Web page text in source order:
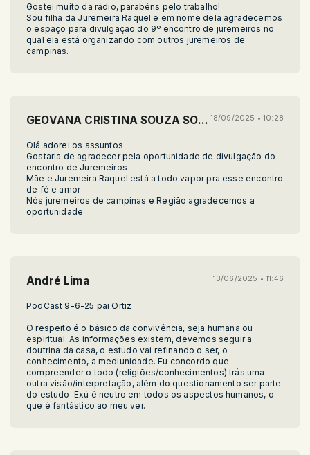
Gostei muito da rádio, parabéns pelo trabalho!
Sou filha da Juremeira Raquel e em nome dela agradecemos
o espaço para divulgação do 9º encontro de juremeiros no
qual ela está organizando com outros juremeiros de
campinas.
GEOVANA CRISTINA SOUZA SOARES 18/09/2025 • 10:28
Olá adorei os assuntos
Gostaria de agradecer pela oportunidade de divulgação do
encontro de Juremeiros
Mãe e Juremeira Raquel está a todo vapor pra esse encontro
de fé e amor
Nós juremeiros de campinas e Região agradecemos a
oportunidade
André Lima 13/06/2025 • 11:46
PodCast 9-6-25 pai Ortiz
O respeito é o básico da convivência, seja humana ou
espiritual. As informações existem, devemos seguir a
doutrina da casa, o estudo vai refinando o ser, o
conhecimento, a mediunidade. Eu concordo que
compreender o todo (religiões/conhecimentos) trás uma
outra visão/interpretação, além do questionamento ser parte
do estudo. Exú é neutro em todos os aspectos humanos, o
que é fantástico ao meu ver.